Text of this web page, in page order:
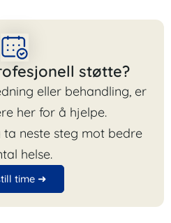
støtte?
eller behandling, er
her for å hjelpe.
neste steg mot bedre
helse.
time ➜